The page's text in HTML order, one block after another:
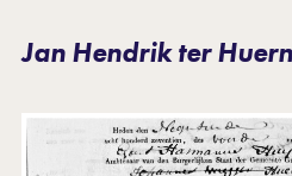
Jan Hendrik ter